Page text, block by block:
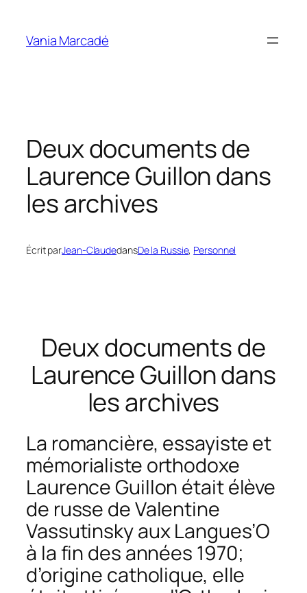
contenu
Vania Marcadé
Deux documents de
Laurence Guillon dans
les archives
Écrit parJean-ClaudedansDe la Russie, Personnel
Deux documents de
Laurence Guillon dans
les archives
La romancière, essayiste et
mémorialiste orthodoxe
Laurence Guillon était élève
de russe de Valentine
Vassutinsky aux Langues’O
à la fin des années 1970;
d’origine catholique, elle